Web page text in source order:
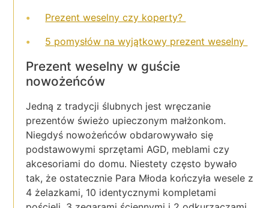
Prezent weselny czy koperty?
5 pomysłów na wyjątkowy prezent weselny
Prezent weselny w guście
nowożeńców
Jedną z tradycji ślubnych jest wręczanie
prezentów świeżo upieczonym małżonkom.
Niegdyś nowożeńców obdarowywało się
podstawowymi sprzętami AGD, meblami czy
akcesoriami do domu. Niestety często bywało
tak, że ostatecznie Para Młoda kończyła wesele z
4 żelazkami, 10 identycznymi kompletami